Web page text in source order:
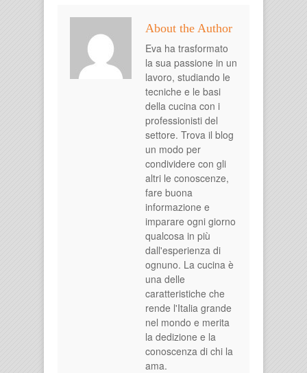
About the Author
Eva ha trasformato
la sua passione in un
lavoro, studiando le
tecniche e le basi
della cucina con i
professionisti del
settore. Trova il blog
un modo per
condividere con gli
altri le conoscenze,
fare buona
informazione e
imparare ogni giorno
qualcosa in più
dall'esperienza di
ognuno. La cucina è
una delle
caratteristiche che
rende l'Italia grande
nel mondo e merita
la dedizione e la
conoscenza di chi la
ama.